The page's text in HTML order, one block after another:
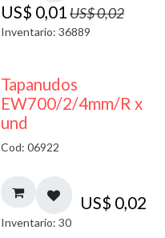
US$ 0,01US$0,02
Inventario: 36889
Tapanudos
EW700/2/4mm/R x
und
Cod: 06922
US$ 0,02
Inventario: 30